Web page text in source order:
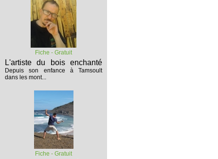
Fiche - Gratuit
L'artiste du bois enchanté
Depuis son enfance à Tamsoult
dans les mont...
Fiche - Gratuit